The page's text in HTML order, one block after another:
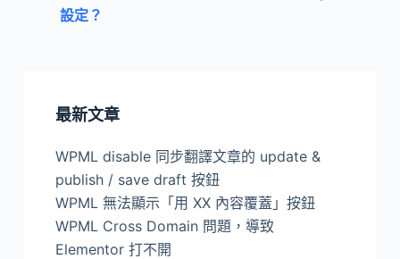
設定？
最新文章
WPML disable 同步翻譯文章的 update &
publish / save draft 按鈕
WPML 無法顯示「用 XX 內容覆蓋」按鈕
WPML Cross Domain 問題，導致
Elementor 打不開